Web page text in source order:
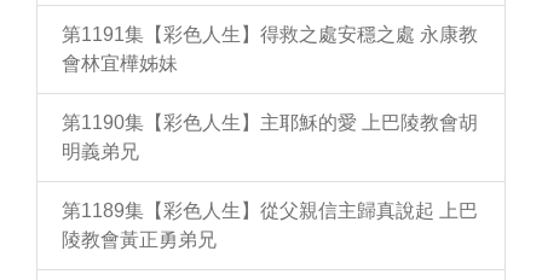
第1191集【彩色人生】得救之處安穩之處 永康教
會林宜樺姊妹
第1190集【彩色人生】主耶穌的愛 上巴陵教會胡
明義弟兄
第1189集【彩色人生】從父親信主歸真說起 上巴
陵教會黃正勇弟兄